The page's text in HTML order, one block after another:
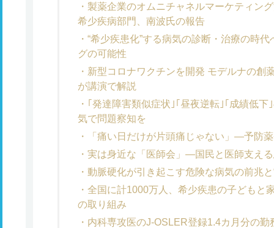
製薬企業のオムニチャネルマーケティ
希少疾病部門、南波氏の報告
“希少疾患化”する病気の診断・治療の時
グの可能性
新型コロナワクチンを開発 モデルナの創
が講演で解説
｢発達障害類似症状｣｢昼夜逆転｣｢成績低
気で問題察知を
「痛い日だけが片頭痛じゃない」―予防
実は身近な「医師会」―国民と医師支え
動脈硬化が引き起こす危険な病気の前兆
全国に計1000万人、希少疾患の子どもと
の取り組み
内科専攻医のJ-OSLER登録1.4カ月分の